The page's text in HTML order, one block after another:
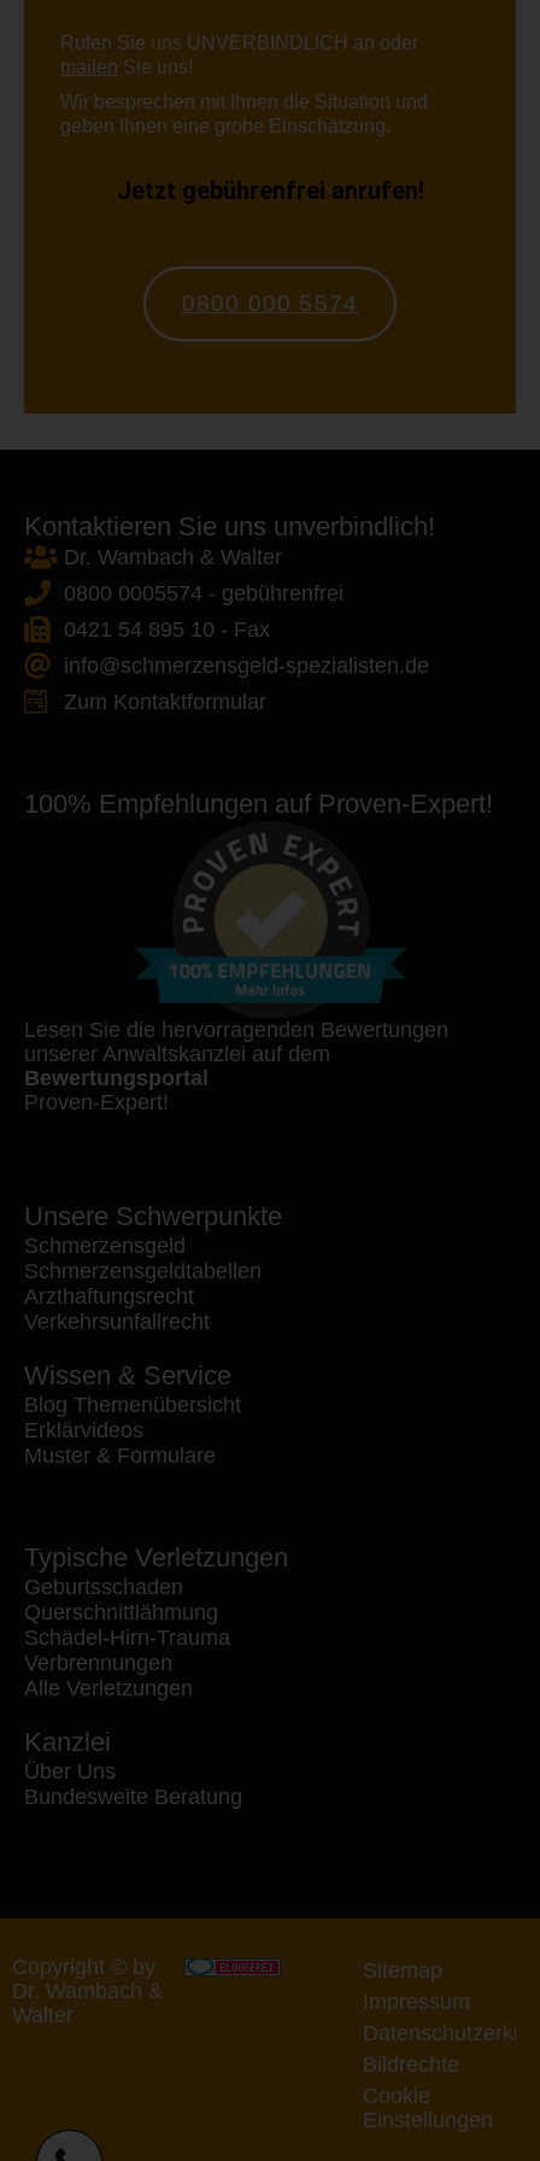
Rufen Sie uns UNVERBINDLICH an oder
mailen Sie uns!
Wir besprechen mit Ihnen die Situation und
geben Ihnen eine grobe Einschätzung.
Jetzt gebührenfrei anrufen!
0800 000 5574
Kontaktieren Sie uns unverbindlich!
Dr. Wambach & Walter
0800 0005574 - gebührenfrei
0421 54 895 10 - Fax
info@schmerzensgeld-spezialisten.de
Zum Kontaktformular
100% Empfehlungen auf Proven-Expert!
Lesen Sie die hervorragenden Bewertungen
unserer Anwaltskanzlei auf dem
Bewertungsportal
Proven-Expert!
Unsere Schwerpunkte
Schmerzensgeld
Schmerzensgeldtabellen
Arzthaftungsrecht
Verkehrsunfallrecht
Wissen & Service
Blog Themenübersicht
Erklärvideos
Muster & Formulare
Typische Verletzungen
Geburtsschaden
Querschnittlähmung
Schädel-Hirn-Trauma
Verbrennungen
Alle Verletzungen
Kanzlei
Über Uns
Bundesweite Beratung
Copyright © by
Dr. Wambach &
Walter
Sitemap
Impressum
Bildrechte
Cookie
Einstellungen